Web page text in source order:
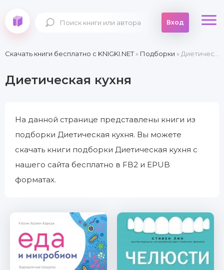
Вход
Скачать книги бесплатно c KNIGKI.NET» Подборки » Диетическая кухня
Диетическая кухня
На данной странице представлены книги из
подборки Диетическая кухня. Вы можете
скачать книги подборки Диетическая кухня с
нашего сайта бесплатно в FB2 и EPUB
форматах.